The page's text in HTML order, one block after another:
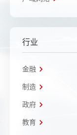
行业
金融
制造
政府
教育